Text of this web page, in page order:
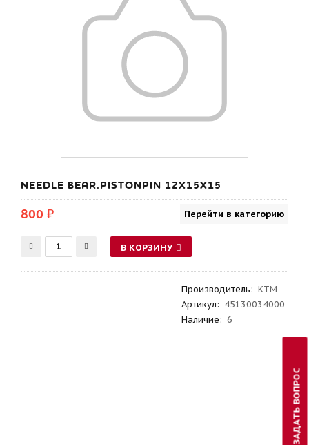
NEEDLE BEAR.PISTONPIN 12X15X15
800 ₽ Перейти в категорию
В КОРЗИНУ
Производитель: KTM
Артикул: 45130034000
Наличие: 6
ЗАДАТЬ ВОПРОС